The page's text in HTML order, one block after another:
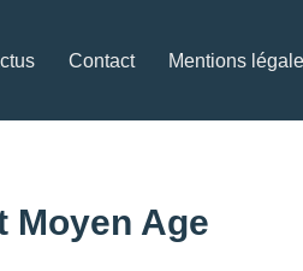
Contact Mentions
Moyen Age